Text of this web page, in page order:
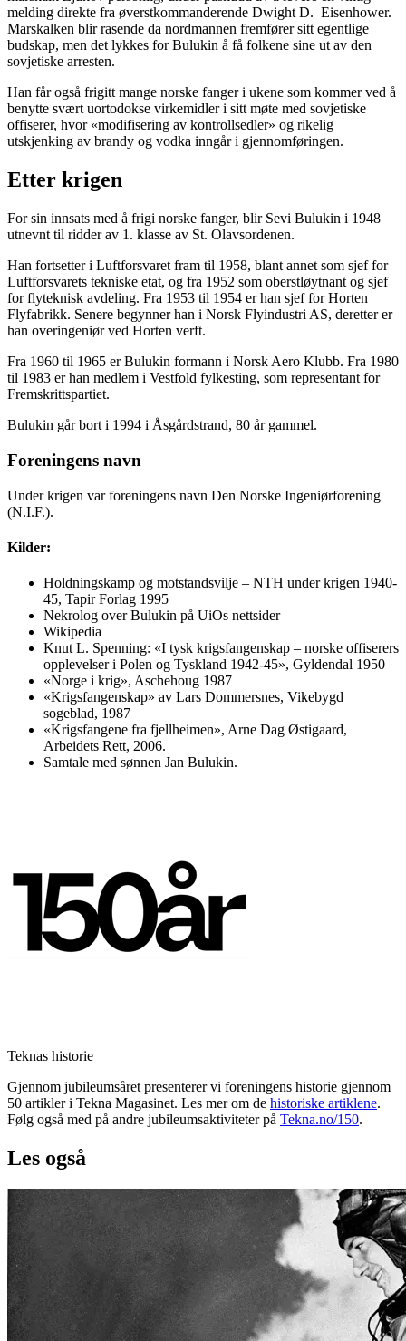
melding direkte fra øverstkommanderende Dwight D. Eisenhower.
Marskalken blir rasende da nordmannen fremfører sitt egentlige
budskap, men det lykkes for Bulukin å få folkene sine ut av den
sovjetiske arresten.
Han får også frigitt mange norske fanger i ukene som kommer ved å
benytte svært uortodokse virkemidler i sitt møte med sovjetiske
offiserer, hvor «modifisering av kontrollsedler» og rikelig
utskjenking av brandy og vodka inngår i gjennomføringen.
Etter krigen
For sin innsats med å frigi norske fanger, blir Sevi Bulukin i 1948
utnevnt til ridder av 1. klasse av St. Olavsordenen.
Han fortsetter i Luftforsvaret fram til 1958, blant annet som sjef for
Luftforsvarets tekniske etat, og fra 1952 som oberstløytnant og sjef
for flyteknisk avdeling. Fra 1953 til 1954 er han sjef for Horten
Flyfabrikk. Senere begynner han i Norsk Flyindustri AS, deretter er
han overingeniør ved Horten verft.
Fra 1960 til 1965 er Bulukin formann i Norsk Aero Klubb. Fra 1980
til 1983 er han medlem i Vestfold fylkesting, som representant for
Fremskrittspartiet.
Bulukin går bort i 1994 i Åsgårdstrand, 80 år gammel.
Foreningens navn
Under krigen var foreningens navn Den Norske Ingeniørforening
(N.I.F.).
Kilder:
Holdningskamp og motstandsvilje – NTH under krigen 1940-
45, Tapir Forlag 1995
Nekrolog over Bulukin på UiOs nettsider
Wikipedia
Knut L. Spenning: «I tysk krigsfangenskap – norske offiserers
opplevelser i Polen og Tyskland 1942-45», Gyldendal 1950
«Norge i krig», Aschehoug 1987
«Krigsfangenskap» av Lars Dommersnes, Vikebygd
sogeblad, 1987
«Krigsfangene fra fjellheimen», Arne Dag Østigaard,
Arbeidets Rett, 2006.
Samtale med sønnen Jan Bulukin.
Teknas historie
Gjennom jubileumsåret presenterer vi foreningens historie gjennom
50 artikler i Tekna Magasinet. Les mer om de historiske artiklene.
Følg også med på andre jubileumsaktiviteter på Tekna.no/150.
Les også